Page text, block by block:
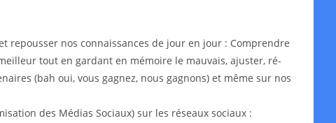
repousser nos connaissances de jour en jour : Comprendre
tout en gardant en mémoire le mauvais, ajuster, ré-
(bah oui, vous gagnez, nous gagnons) et même sur nos
des Médias Sociaux) sur les réseaux sociaux :